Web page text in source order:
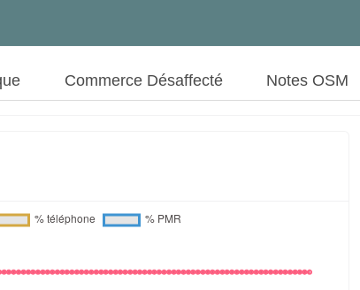
Commerce Désaffecté Notes OSM